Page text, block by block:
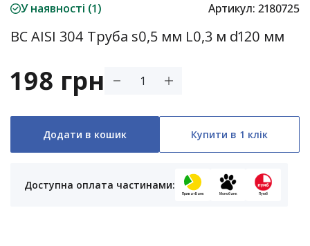
У наявності (1) Артикул: 2180725
ВС AISI 304 Труба s0,5 мм L0,3 м d120 мм
198 грн
Додати в кошик Купити в 1 клік
Доступна оплата частинами:
ПриватБанк Монобанк Пумб